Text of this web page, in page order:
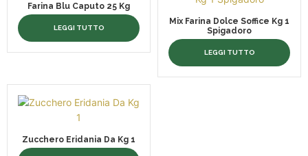
Farina Blu Caputo 25 Kg
LEGGI TUTTO
Mix Farina Dolce Soffice Kg 1
Spigadoro
LEGGI TUTTO
Zucchero Eridania Da Kg 1